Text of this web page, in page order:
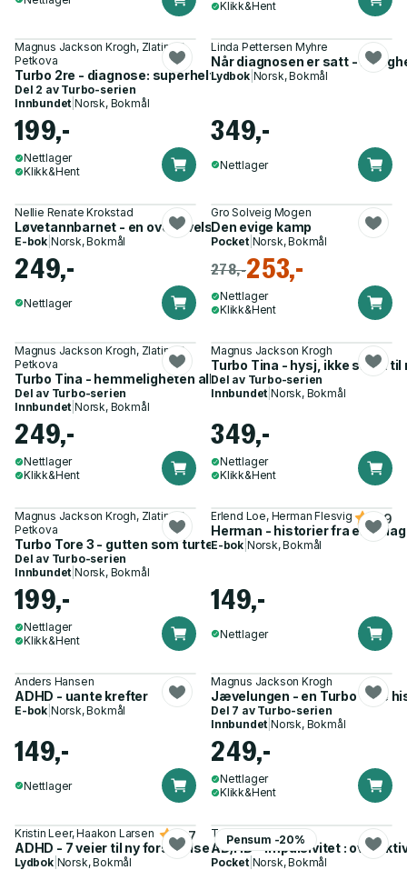
Klikk&Hent
Magnus Jackson Krogh, Zlatina R.
Petkova
Turbo 2re - diagnose: superhelt
Del 2 av Turbo-serien
Innbundet |Norsk, Bokmål
199,-
Nettlager
Klikk&Hent
Linda Pettersen Myhre
Når diagnosen er satt -
Lydbok| Norsk, Bokmål
349,-
Nettlager
Nellie Renate Krokstad
Løvetannbarnet - en overlevelseshistorie
E-bok Norsk, Bokmål
249,-
Nettlager
Gro Solveig Mogen
Den evige kamp
Pocket| Norsk, Bokmål
278,-253,-
Nettlager
Klikk&Hent
Magnus Jackson Krogh, Zlatina R.
Petkova
Turbo Tina - hemmeligheten alle visste
Del av Turbo-serien
Innbundet |Norsk, Bokmål
249,-
Nettlager
Klikk&Hent
Magnus Jackson Krogh
Turbo Tina - hysj, ikke si det til
Del av Turbo-serien
Innbundet |Norsk, Bokmål
349,-
Nettlager
Klikk&Hent
Magnus Jackson Krogh, Zlatina R.
Petkova
Turbo Tore 3 - gutten som turte å drømme
Del av Turbo-serien
Innbundet |Norsk, Bokmål
199,-
Nettlager
Klikk&Hent
Erlend Loe, Herman Flesvig
Herman - historier fra en
4.9
E-bok Norsk, Bokmål
149,-
Nettlager
Anders Hansen
ADHD - uante krefter
E-bok Norsk, Bokmål
149,-
Nettlager
Magnus Jackson Krogh
Jævelungen - en Turbo Tore
Del 7 av Turbo-serien
Innbundet |Norsk, Bokmål
249,-
Nettlager
Klikk&Hent
Kristin Leer, Haakon Larsen
ADHD - 7 veier til ny forståelse
4.7
Lydbok| Norsk, Bokmål
Pensum -20%
Tore Duvner
AD/HD - impulsivitet :
Pocket| Norsk, Bokmål